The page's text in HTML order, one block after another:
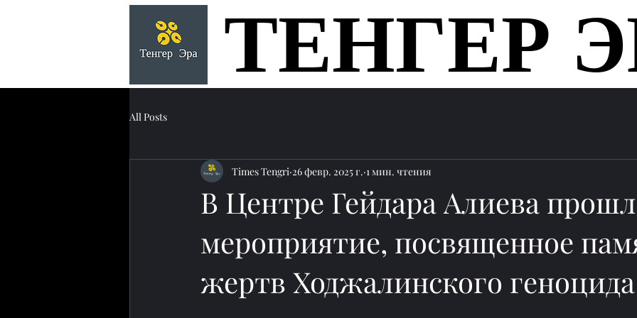
Главная
ТЕНГЕР
ТЕНГЕР
All Posts
В Центре Гейдара Алиева
мероприятие, посвященное
жертв Ходжалинского геноцида
Times Tengri 26 февр. 2025 г. 1 мин. чтения